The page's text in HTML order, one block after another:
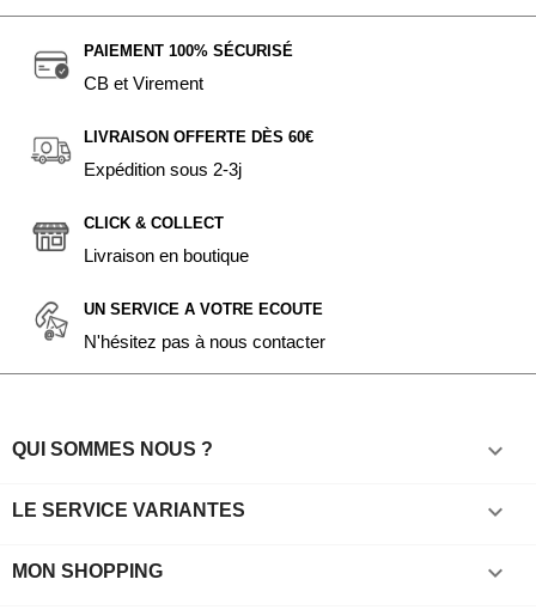
PAIEMENT 100% SÉCURISÉ
CB et Virement
LIVRAISON OFFERTE DÈS 60€
Expédition sous 2-3j
CLICK & COLLECT
Livraison en boutique
UN SERVICE A VOTRE ECOUTE
N'hésitez pas à nous contacter
QUI SOMMES NOUS ? 
LE SERVICE VARIANTES 
MON SHOPPING 